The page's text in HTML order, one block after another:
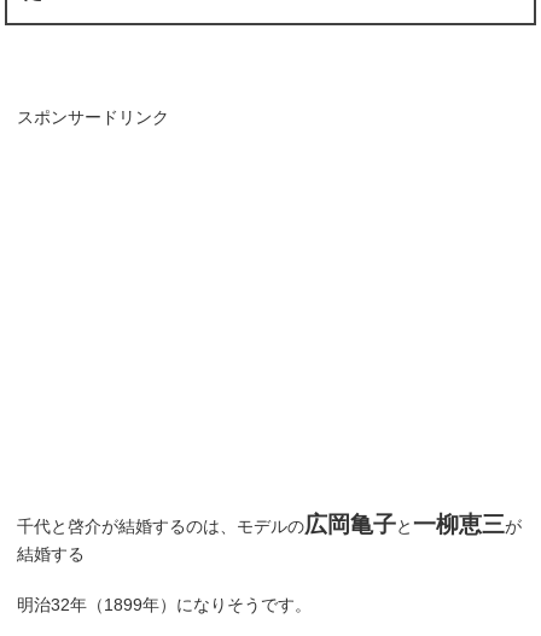
スポンサードリンク
千代と啓介が結婚するのは、モデルの広岡亀子と一柳恵三が
結婚する
明治32年（1899年）になりそうです。